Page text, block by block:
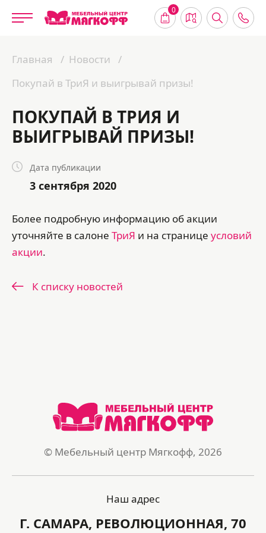
0
Главная
Новости
Покупай в ТриЯ и выигрывай призы!
ПОКУПАЙ В ТРИЯ И
ВЫИГРЫВАЙ ПРИЗЫ!
Дата публикации
3 сентября 2020
Более подробную информацию об акции
уточняйте в салоне ТриЯ и на странице условий
акции.
К списку новостей
© Мебельный центр Мягкофф, 2026
Наш адрес
Г. САМАРА, РЕВОЛЮЦИОННАЯ, 70